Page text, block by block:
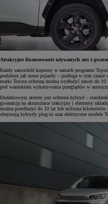
Atrakcyjne finansowanie używanych aut z
Każdy samochód kupiony w ramach programu
podobnie jak nowe pojazdy – podlega w tym
marki Toyota ochronę można wydłużyć nawet do
pod warunkiem wykonywania przeglądów w
Dodatkowym atutem jest ochrona hybryd –
gwarancję na akumulator trakcyjny i elementy
można przedłużyć do 10 lat lub miliona kilometrów
obejmują hybrydy plug-in oraz elektryczne modele